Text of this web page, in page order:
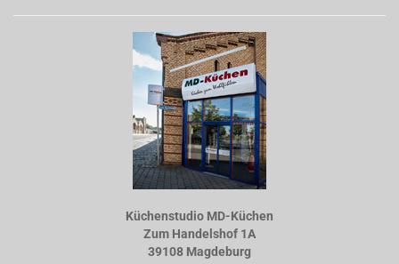
Küchenstudio MD-Küchen
Zum Handelshof 1A
39108 Magdeburg